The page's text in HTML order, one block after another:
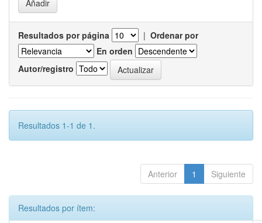
Resultados por página | Ordenar por
En orden
Autor/registro
Resultados 1-1 de 1.
Anterior 1 Siguiente
Resultados por ítem: